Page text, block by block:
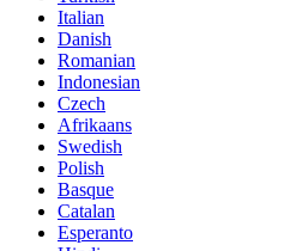
Italian
Danish
Romanian
Indonesian
Czech
Afrikaans
Swedish
Polish
Basque
Catalan
Esperanto